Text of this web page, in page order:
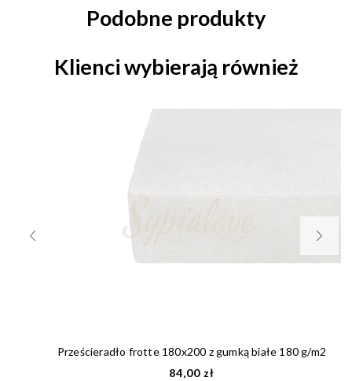
Podobne produkty
Klienci wybierają również
Prześcieradło frotte 180x200 z gumką białe 180 g/m2
84,00 zł